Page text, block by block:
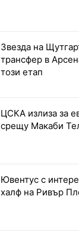
Звезда на
трансфер в
този етап
ЦСКА излиза за
срещу Макаби
Ювентус с
халф на Ривър